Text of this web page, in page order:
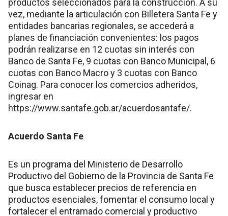
productos seleccionados para la construcción. A su
vez, mediante la articulación con Billetera Santa Fe y
entidades bancarias regionales, se accederá a
planes de financiación convenientes: los pagos
podrán realizarse en 12 cuotas sin interés con
Banco de Santa Fe, 9 cuotas con Banco Municipal, 6
cuotas con Banco Macro y 3 cuotas con Banco
Coinag. Para conocer los comercios adheridos,
ingresar en
https://www.santafe.gob.ar/acuerdosantafe/.
Acuerdo Santa Fe
Es un programa del Ministerio de Desarrollo
Productivo del Gobierno de la Provincia de Santa Fe
que busca establecer precios de referencia en
productos esenciales, fomentar el consumo local y
fortalecer el entramado comercial y productivo